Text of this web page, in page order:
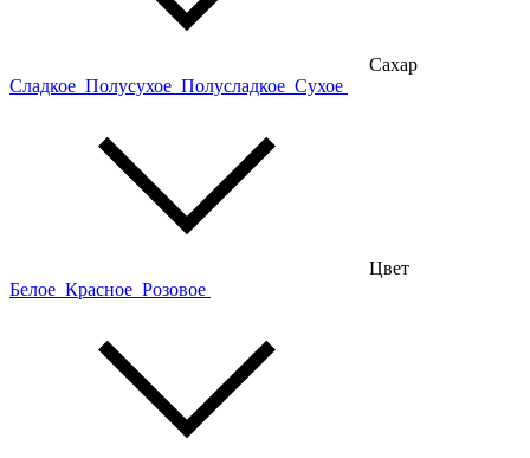
Сахар
Сладкое Полусухое Полусладкое Сухое
Цвет
Белое Красное Розовое